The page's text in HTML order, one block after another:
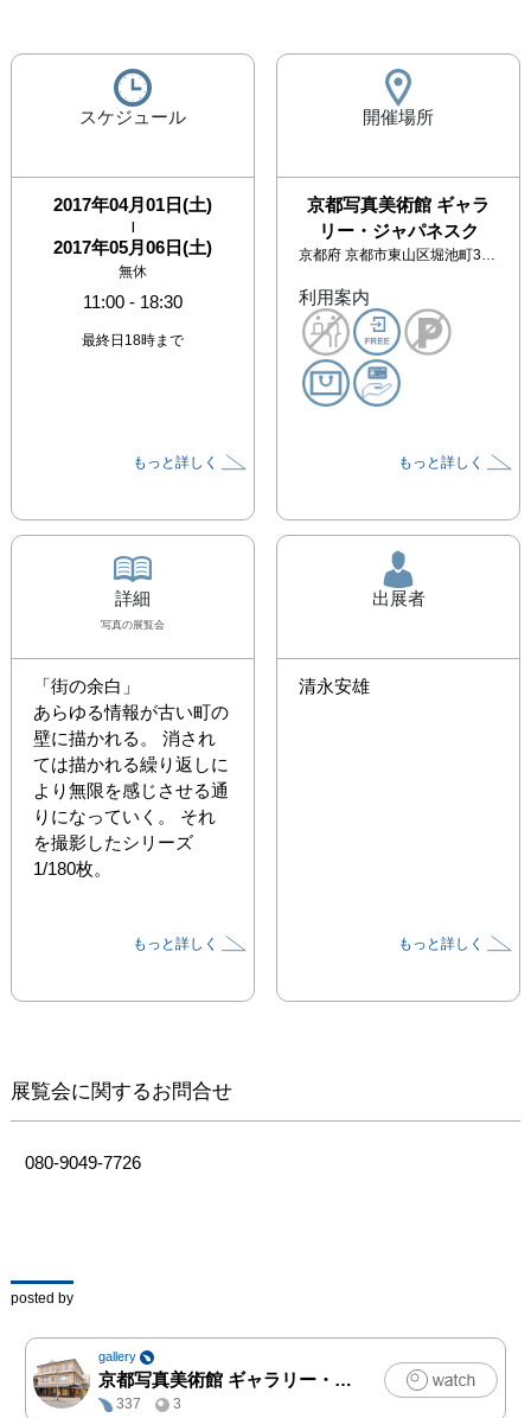
スケジュール
2017年04月01日(土)
|
2017年05月06日(土)
無休
11:00 - 18:30
最終日18時まで
もっと詳しく
開催場所
京都写真美術館 ギャラ
リー・ジャパネスク
京都府 京都市東山区堀池町374-2 京都写真美術館
利用案内
もっと詳しく
詳細
写真の展覧会
「街の余白」
あらゆる情報が古い町の
壁に描かれる。 消され
ては描かれる繰り返しに
より無限を感じさせる通
りになっていく。 それ
を撮影したシリーズ
1/180枚。
もっと詳しく
出展者
清永安雄
もっと詳しく
展覧会に関するお問合せ
080-9049-7726
posted by
gallery
京都写真美術館 ギャラリー・ジャパネスク |写真
337
3